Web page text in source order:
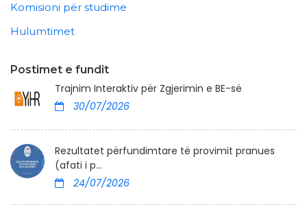
Komisioni për studime
Hulumtimet
Postimet e fundit
Trajnim Interaktiv për Zgjerimin e BE-së
30/07/2026
Rezultatet përfundimtare të provimit pranues
(afati i p...
24/07/2026